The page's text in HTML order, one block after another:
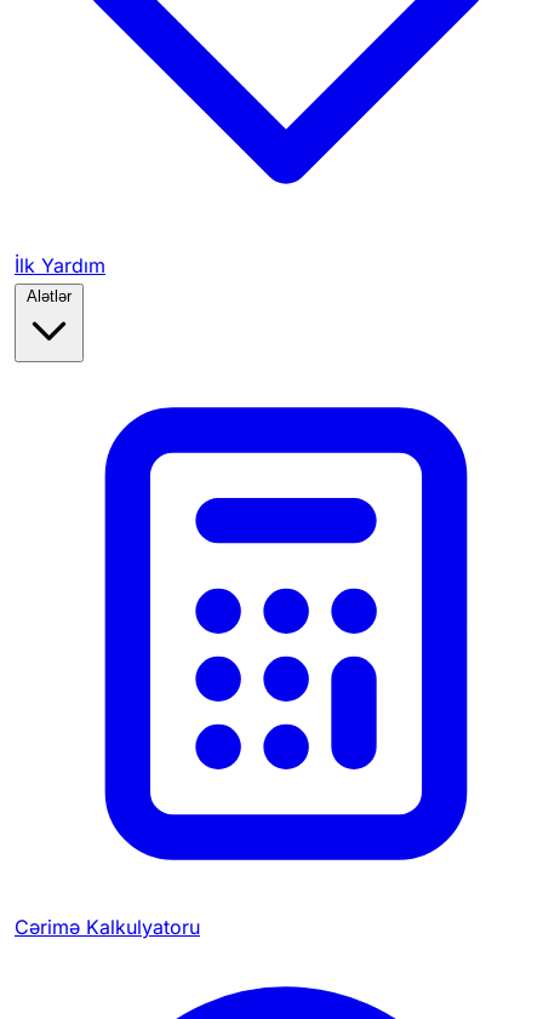
İlk Yardım
Alətlər
Cərimə Kalkulyatoru